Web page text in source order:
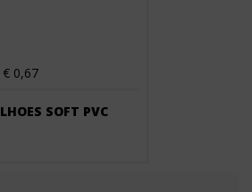
0,67
SOFT PVC